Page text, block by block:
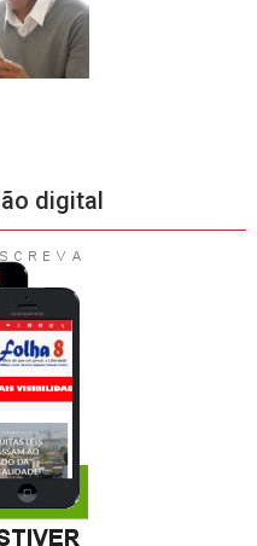
digital